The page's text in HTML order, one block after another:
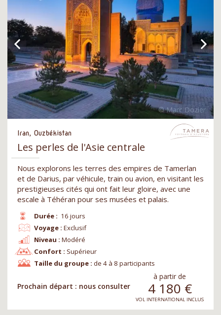
Iran, Ouzbékistan
Les perles de l'Asie centrale
Nous explorons les terres des empires de Tamerlan
et de Darius, par véhicule, train ou avion, en visitant les
prestigieuses cités qui ont fait leur gloire, avec une
escale à Téhéran pour ses musées et palais.
Durée : 16 jours
Niveau : Modéré
Voyage : Exclusif
Confort : Supérieur
Taille du groupe : de 4 à 8 participants
Prochain départ : nous consulter
à partir de
4 180 €
VOL INTERNATIONAL INCLUS